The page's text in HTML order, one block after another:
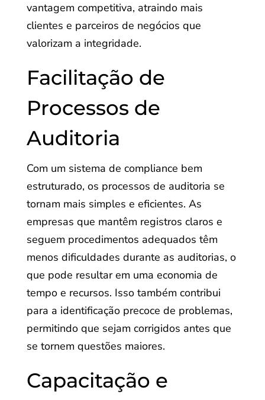
vantagem competitiva, atraindo mais
clientes e parceiros de negócios que
valorizam a integridade.
Facilitação de
Processos de
Auditoria
Com um sistema de compliance bem
estruturado, os processos de auditoria se
tornam mais simples e eficientes. As
empresas que mantêm registros claros e
seguem procedimentos adequados têm
menos dificuldades durante as auditorias, o
que pode resultar em uma economia de
tempo e recursos. Isso também contribui
para a identificação precoce de problemas,
permitindo que sejam corrigidos antes que
se tornem questões maiores.
Capacitação e